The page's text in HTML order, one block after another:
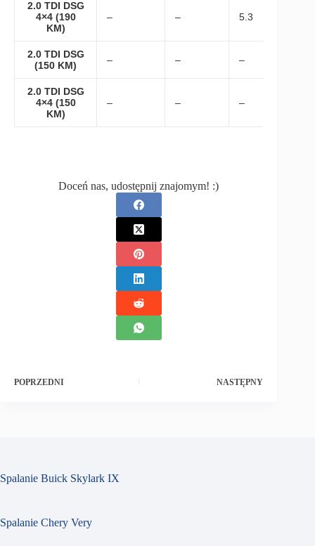
2.0 TDI DSG
4×4 (190
KM)
– – 5.3
2.0 TDI DSG
(150 KM)
– – –
2.0 TDI DSG
4×4 (150
KM)
– – –
Doceń nas, udostępnij znajomym! :)
POPRZEDNI NASTĘPNY
Spalanie Buick Skylark IX
Spalanie Chery Very